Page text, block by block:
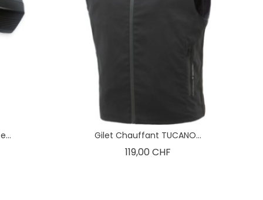
Gilet Chauffant TUCANO...
119,00 CHF